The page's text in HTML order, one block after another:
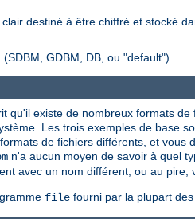
destiné à être chiffré et stocké
GDBM, DB, ou "default").
qu'il existe de nombreux formats
Les trois exemples de base
de fichiers différents, et
n'a aucun moyen de savoir à quel
avec un nom différent, ou au
file fourni par la plupart